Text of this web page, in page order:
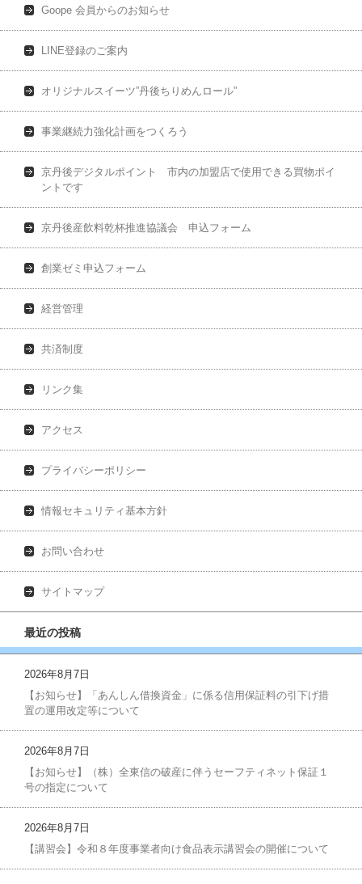
Goope 会員からのお知らせ
LINE登録のご案内
オリジナルスイーツ”丹後ちりめんロール”
事業継続力強化計画をつくろう
京丹後デジタルポイント 市内の加盟店で使用できる買物ポイ
ントです
京丹後産飲料乾杯推進協議会 申込フォーム
創業ゼミ申込フォーム
経営管理
共済制度
リンク集
アクセス
プライバシーポリシー
情報セキュリティ基本方針
お問い合わせ
サイトマップ
最近の投稿
2026年8月7日
【お知らせ】「あんしん借換資金」に係る信用保証料の引下げ措
置の運用改定等について
2026年8月7日
【お知らせ】（株）全東信の破産に伴うセーフティネット保証１
号の指定について
2026年8月7日
【講習会】令和８年度事業者向け食品表示講習会の開催について